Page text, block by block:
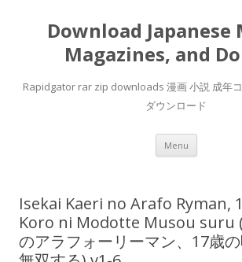
Download Japanese
Magazines, and
Rapidgator rar zip downloads 漫画 小説 成年
ダウンロード
Menu Skip
content
Isekai Kaeri no Arafo Ryman,
Koro ni Modotte Musou suru (
のアラフォーリーマン、17歳